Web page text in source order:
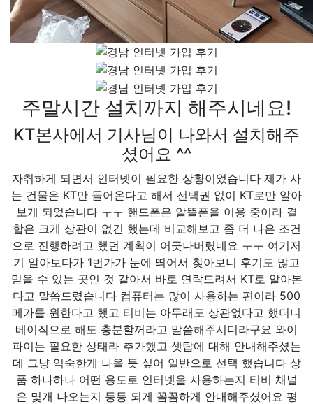
주말시간 설치까지 해주시네요!
KT본사에서 기사님이 나와서 설치해주
셨어요 ^^
자취하게 되면서 인터넷이 필요한 상황이었습니다 제가 사
는 건물은 KT만 들어온다고 해서 선택권 없이 KT로만 알아
보게 되었습니다 ㅜㅜ 핸드폰은 알뜰폰을 이용 중이라 결
합은 크게 상관이 없긴 했는데 비교해보고 좀 더 나은 조건
으로 진행하려고 했던 계획이 어긋나버렸네요 ㅜㅜ 여기저
기 알아보다가 1번가가 눈에 띄어서 찾아보니 후기도 많고
믿을 수 있는 곳인 것 같아서 바로 연락드려서 KT로 알아본
다고 말씀드렸습니다 컴퓨터는 많이 사용하는 편이라 500
메가를 원한다고 했고 티비는 아무래도 상관없다고 했더니
베이직으로 해도 충분할꺼라고 말씀해주시더라구요 와이
파이는 필요한 상태라 추가했고 셋탑에 대해 안내해주셨는
데 그냥 익숙한게 나을 듯 싶어 일반으로 선택 했습니다 상
품 하나하나 어떤 용도로 인터넷을 사용하는지 티비 채널
은 몇개 나오는지 등등 되게 꼼꼼하게 안내해주셨어요 평